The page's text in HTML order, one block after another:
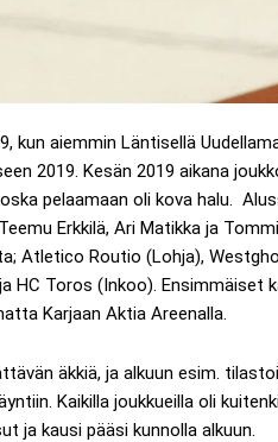
kun aiemmin Läntisellä
2019. Kesän 2019 aikana
pelaamaan oli kova halu.
Erkkilä, Ari Matikka ja
Atletico Routio (Lohja),
HC Toros (Inkoo). Ensimmäiset
Karjaan Aktia Areenalla.
äkkiä, ja alkuun esim.
Kaikilla joukkueilla oli
ja kausi pääsi kunnolla alkuun.